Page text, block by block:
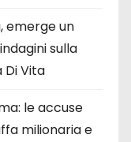
emerge un
sulla
Di Vita
le accuse
milionaria e